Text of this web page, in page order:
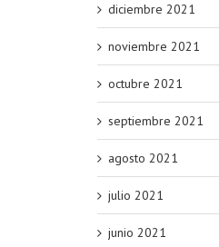
diciembre 2021
noviembre 2021
octubre 2021
septiembre 2021
agosto 2021
julio 2021
junio 2021